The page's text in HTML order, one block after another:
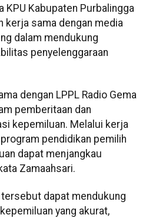
KPU Kabupaten Purbalingga
kerja sama dengan media
dalam mendukung
penyelenggaraan
dengan LPPL Radio Gema
pemberitaan dan
kepemiluan. Melalui kerja
pendidikan pemilih
dapat menjangkau
Zamaahsari.
dapat mendukung
yang akurat,